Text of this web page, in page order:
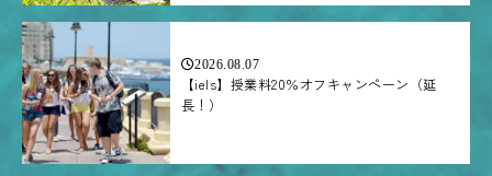
2026.08.07
【iels】授業料20％オフキャンペーン（延
長！）